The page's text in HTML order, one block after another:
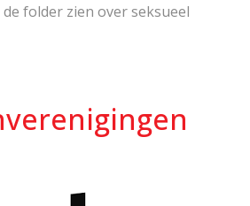
folder zien over seksueel